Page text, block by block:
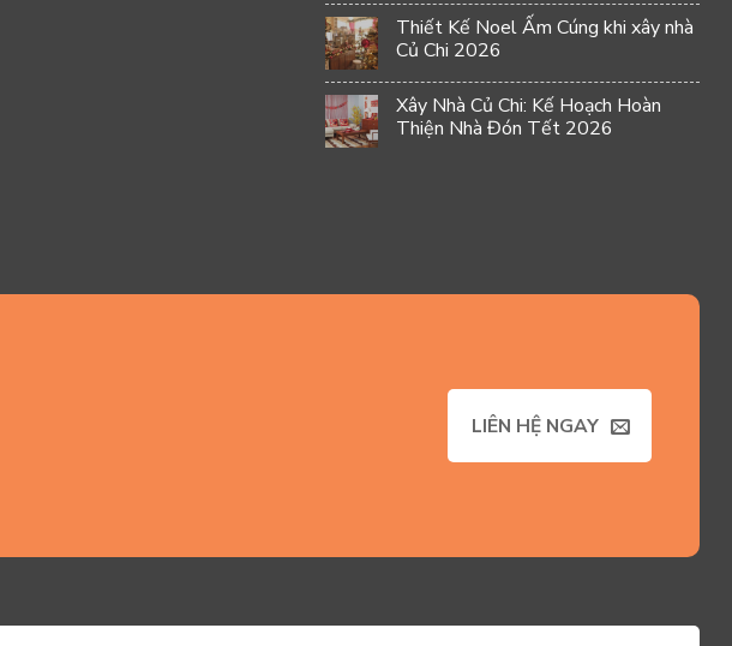
Thiết Kế Noel Ấm Cúng khi xây nhà
Củ Chi 2026
Xây Nhà Củ Chi: Kế Hoạch Hoàn
Thiện Nhà Đón Tết 2026
LIÊN HỆ NGAY